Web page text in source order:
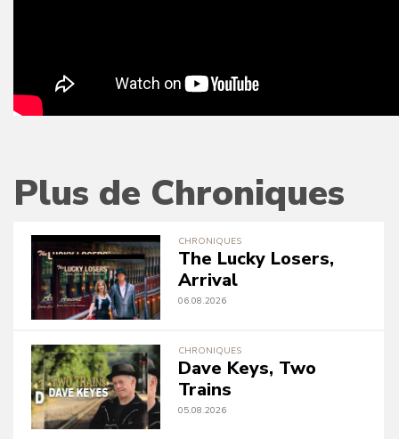
Plus de Chroniques
CHRONIQUES
The Lucky Losers,
Arrival
06.08.2026
CHRONIQUES
Dave Keys, Two
Trains
05.08.2026